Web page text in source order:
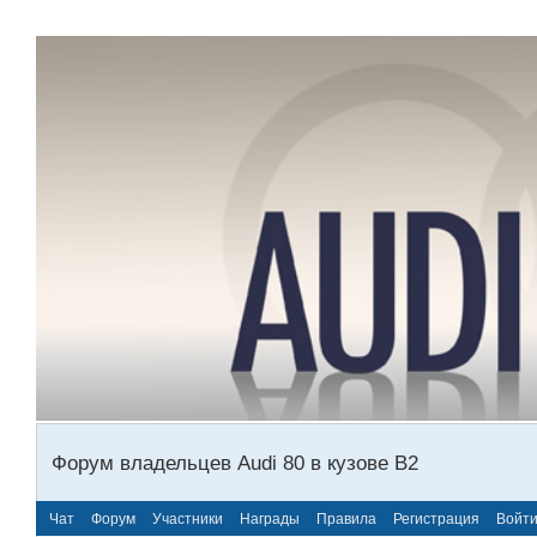
Форум владельцев Audi 80 в кузове В2
Чат Форум Участники Награды Правила Регистрация Войти